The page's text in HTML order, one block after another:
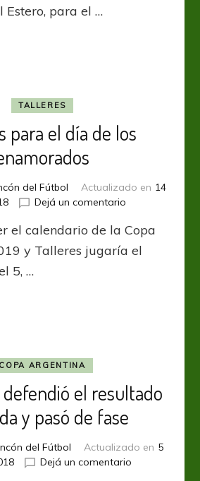
Estero, para el …
TALLERES
para el día de los
del Fútbol Actualizado en 14
Dejá un comentarioen
para
el
el calendario de la Copa
y Talleres jugaría el
5, …
COPA ARGENTINA
el resultado
y pasó de fase
del Fútbol Actualizado en 5
Dejá un comentario